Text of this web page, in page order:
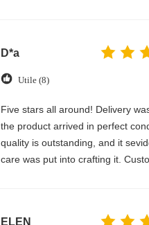
D*a
Utile (8)
Five stars all around! Delivery
the product arrived in perfect
quality is outstanding, and it
care was put into crafting it.
ELEN